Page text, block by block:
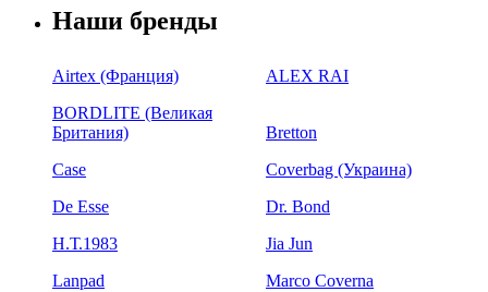
Наши бренды
Airtex (Франция)
ALEX RAI
BORDLITE (Великая
Британия)
Bretton
Case
Coverbag (Украина)
De Esse
Dr. Bond
H.Т.1983
Jia Jun
Lanpad
Marco Coverna